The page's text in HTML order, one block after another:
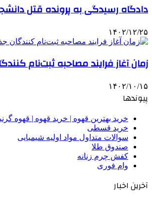
دادگاه رسیدگی به پرونده قتل
۱۴۰۲/۱۲/۲۵
زمان آغاز فرایند مصاحبه ثبت‌نام
۱۴۰۲/۱۰/۱۵
پیوندها
خرید بهترین قهوه | خرید قهوه | قهوه
خرید قسطی
سوالات متداول مواد اولیه شیمیایی
صندوق طلا
کفش چرم زنانه
وام فوری
آخرین اخبار